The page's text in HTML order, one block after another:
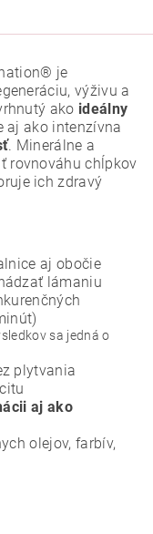
je
výživu a
ako ideálny
aj ako intenzívna
. Minerálne a
rovnováhu chĺpkov
ich zdravý
aj obočie
lámaniu
sa jedná o
plytvania
aj ako
olejov, farbív,